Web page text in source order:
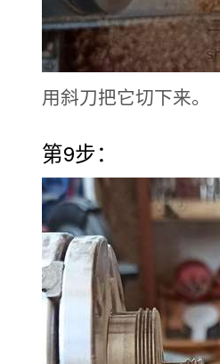
用斜刀把它切下来。
第9步：